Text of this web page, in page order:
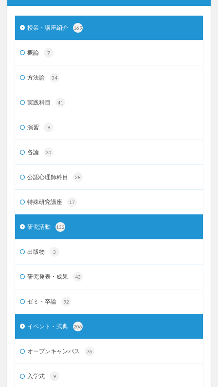
授業・講座紹介 169
概論 7
方法論 34
実践科目 41
演習 9
各論 20
公認心理師科目 28
特殊研究講座 17
研究活動 132
出版物 3
研究発表・成果 43
ゼミ・卒論 92
イベント・式典 206
オープンキャンパス 76
入学式 9